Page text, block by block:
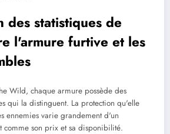
des statistiques de
l'armure furtive et les
Wild, chaque armure possède des
qui la distinguent. La protection qu'elle
ennemies varie grandement d'un
comme son prix et sa disponibilité.